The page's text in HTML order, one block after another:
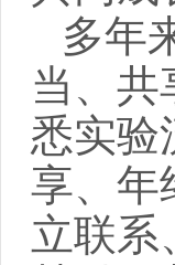
多年
当、共
悉实验
享、年
立联系